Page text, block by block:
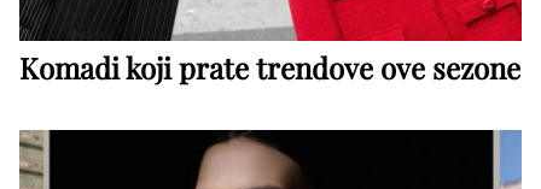
Komadi koji prate trendove ove sezone